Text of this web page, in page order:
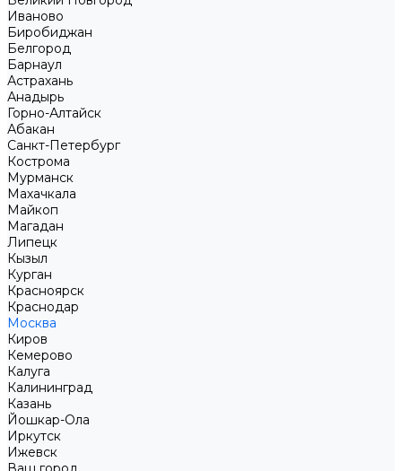
Иваново
Биробиджан
Белгород
Барнаул
Астрахань
Анадырь
Горно-Алтайск
Абакан
Санкт-Петербург
Кострома
Мурманск
Махачкала
Майкоп
Магадан
Липецк
Кызыл
Курган
Красноярск
Краснодар
Москва
Киров
Кемерово
Калуга
Калининград
Казань
Йошкар-Ола
Иркутск
Ижевск